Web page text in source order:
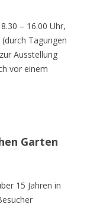
– 16.00 Uhr,
Tagungen
Ausstellung
vor einem
Garten
15 Jahren in